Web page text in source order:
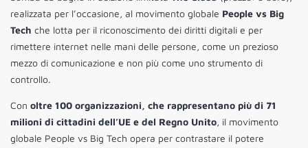
realizzata per l’occasione, al movimento globale People vs Big
Tech che lotta per il riconoscimento dei diritti digitali e per
rimettere internet nelle mani delle persone, come un prezioso
mezzo di comunicazione e non più come uno strumento di
controllo.
Con oltre 100 organizzazioni, che rappresentano più di 71
milioni di cittadini dell’UE e del Regno Unito, il movimento
globale People vs Big Tech opera per contrastare il potere